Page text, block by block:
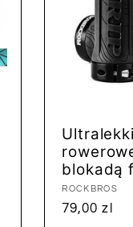
blokadą
Dostawca:
ROCKBROS
Cena
79,00 zl